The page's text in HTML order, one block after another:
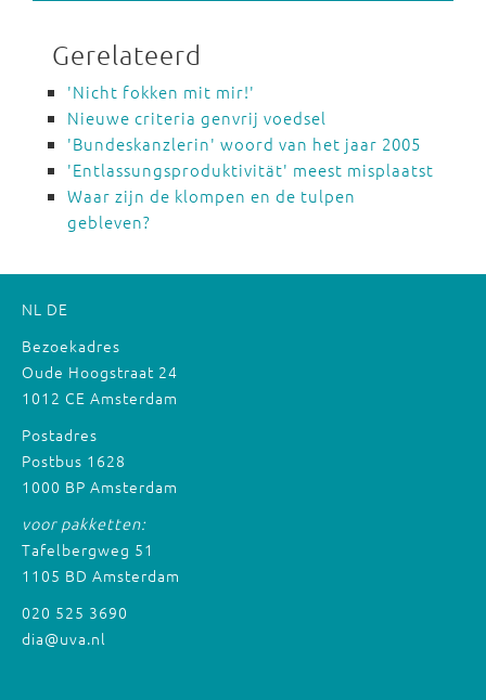
Gerelateerd
'Nicht fokken mit mir!'
Nieuwe criteria genvrij voedsel
'Bundeskanzlerin' woord van het jaar 2005
'Entlassungsproduktivität' meest misplaatst
Waar zijn de klompen en de tulpen
gebleven?
NL DE
Bezoekadres
Oude Hoogstraat 24
1012 CE Amsterdam
Postadres
Postbus 1628
1000 BP Amsterdam
voor pakketten:
Tafelbergweg 51
1105 BD Amsterdam
020 525 3690
dia@uva.nl